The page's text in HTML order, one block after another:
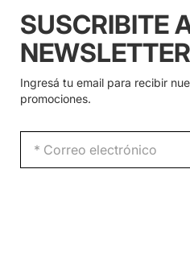
SUSCRIBITE
NEWSLETTER
Ingresá tu email para recibir
promociones.